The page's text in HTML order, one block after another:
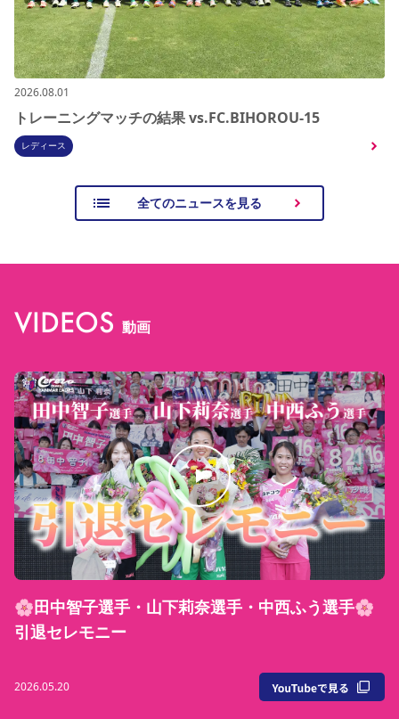
2026.08.01
トレーニングマッチの結果 vs.FC.BIHOROU-15
レディース
全てのニュースを見る
VIDEOS 動画
🌸田中智子選手・山下莉奈選手・中西ふう選手🌸
引退セレモニー
2026.05.20